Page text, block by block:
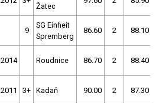
Žatec
9
SG Einheit
Spremberg
86.60 2 88.10
2014 Roudnice 86.70 2 88.40
2011 3+ Kadaň 90.00 2 87.30